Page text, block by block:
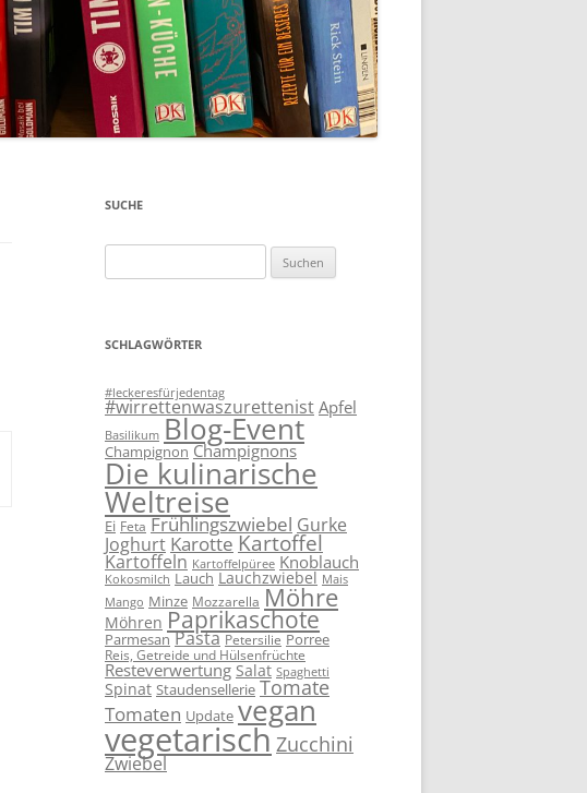
SUCHE
nach:
SCHLAGWÖRTER
#leckeresfürjedentag
#wirrettenwaszurettenist Apfel
Basilikum Blog-Event
Champignon Champignons
Die kulinarische
Weltreise
Ei Feta Frühlingszwiebel Gurke
Joghurt Karotte Kartoffel
Kartoffeln Kartoffelpüree Knoblauch
Kokosmilch Lauch Lauchzwiebel Mais
Mango Minze Mozzarella Möhre
Möhren Paprikaschote
Parmesan Pasta Petersilie Porree
Reis, Getreide und Hülsenfrüchte
Resteverwertung Salat Spaghetti
Spinat Staudensellerie Tomate
Tomaten Update vegan
vegetarischZucchini
Zwiebel